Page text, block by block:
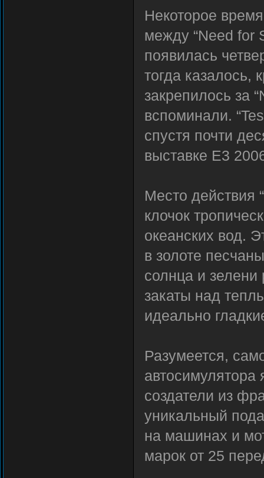
Некоторое
между “Need for
появилась
тогда казалось,
закрепилось за
вспоминали.
спустя почти
выставке Е3
Место действия
клочок
океанских вод.
в золоте
солнца и
закаты над
идеально
Разумеется,
автосимулятора
создатели из
уникальный
на машинах и
марок от 25